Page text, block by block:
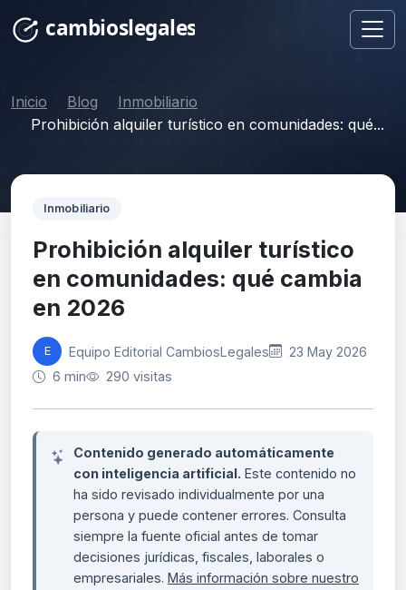
Inicio Blog
Inmobiliario
Prohibición alquiler turístico en comunidades: qué...
Inmobiliario
Prohibición alquiler turístico
en comunidades: qué cambia
en 2026
E Equipo Editorial CambiosLegales
23 May 2026
6 min
290 visitas
Contenido generado automáticamente
con inteligencia artificial. Este contenido no
ha sido revisado individualmente por una
persona y puede contener errores. Consulta
siempre la fuente oficial antes de tomar
decisiones jurídicas, fiscales, laborales o
empresariales. Más información sobre nuestro